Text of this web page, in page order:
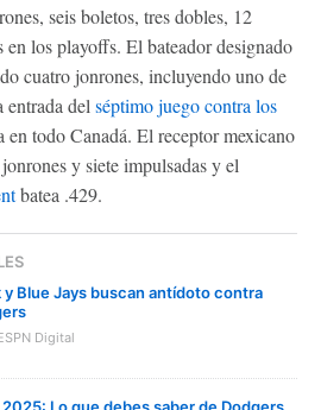
seis boletos, tres dobles, 12
en los playoffs. El bateador designado
cuatro jonrones, incluyendo uno de
entrada del séptimo juego contra los
en todo Canadá. El receptor mexicano
y siete impulsadas y el
batea .429.
y Blue Jays buscan antídoto contra
Digital
Lo que debes saber de Dodgers